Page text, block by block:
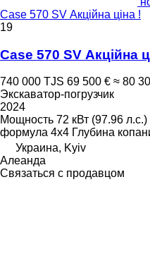
Case 570 SV Акційна ціна !
19
Case 570 SV Акційна
740 000 TJS 69 500 € ≈ 80
Экскаватор-погрузчик
2024
Мощность 72 кВт (97.96 л.с.)
формула 4x4 Глубина
Украина, Kyiv
Алеанда
Связаться с продавцом